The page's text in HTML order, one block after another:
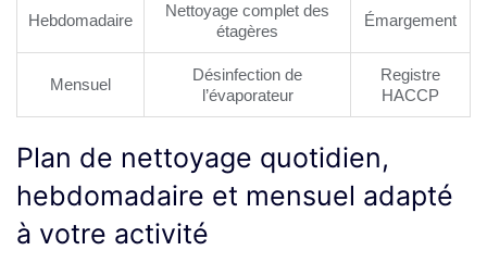
Hebdomadaire
Nettoyage complet des
étagères
Émargement
Mensuel
Désinfection de
l’évaporateur
Registre
HACCP
Plan de nettoyage quotidien,
hebdomadaire et mensuel adapté
à votre activité